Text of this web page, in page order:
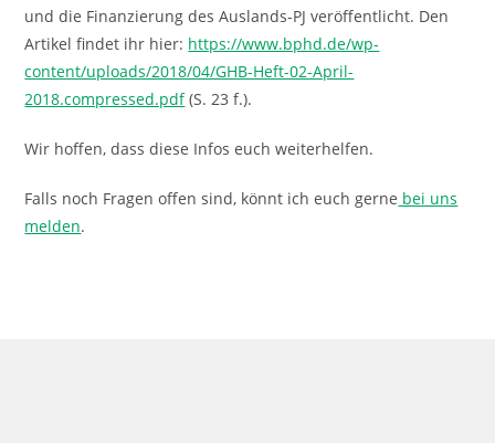
und die Finanzierung des Auslands-PJ veröffentlicht. Den
Artikel findet ihr hier: https://www.bphd.de/wp-
content/uploads/2018/04/GHB-Heft-02-April-
2018.compressed.pdf(S. 23 f.).
Wir hoffen, dass diese Infos euch weiterhelfen.
Falls noch Fragen offen sind, könnt ich euch gerne bei uns
melden.